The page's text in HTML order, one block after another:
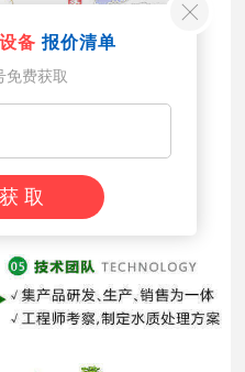
备 报价清单
免费获取
取